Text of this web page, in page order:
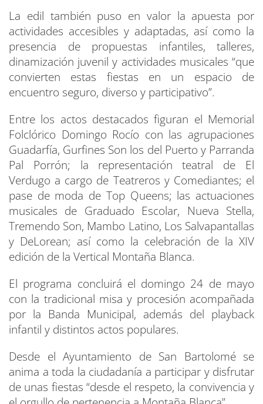
La edil también puso en valor la apuesta por
actividades accesibles y adaptadas, así como la
presencia de propuestas infantiles, talleres,
dinamización juvenil y actividades musicales “que
convierten estas fiestas en un espacio de
encuentro seguro, diverso y participativo”.
Entre los actos destacados figuran el Memorial
Folclórico Domingo Rocío con las agrupaciones
Guadarfía, Gurfines Son los del Puerto y Parranda
Pal Porrón; la representación teatral de El
Verdugo a cargo de Teatreros y Comediantes; el
pase de moda de Top Queens; las actuaciones
musicales de Graduado Escolar, Nueva Stella,
Tremendo Son, Mambo Latino, Los Salvapantallas
y DeLorean; así como la celebración de la XIV
edición de la Vertical Montaña Blanca.
El programa concluirá el domingo 24 de mayo
con la tradicional misa y procesión acompañada
por la Banda Municipal, además del playback
infantil y distintos actos populares.
Desde el Ayuntamiento de San Bartolomé se
anima a toda la ciudadanía a participar y disfrutar
de unas fiestas “desde el respeto, la convivencia y